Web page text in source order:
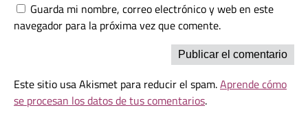
Guarda mi nombre, correo electrónico y web en este
navegador para la próxima vez que comente.
Este sitio usa Akismet para reducir el spam.Aprende cómo
se procesan los datos de tus comentarios.